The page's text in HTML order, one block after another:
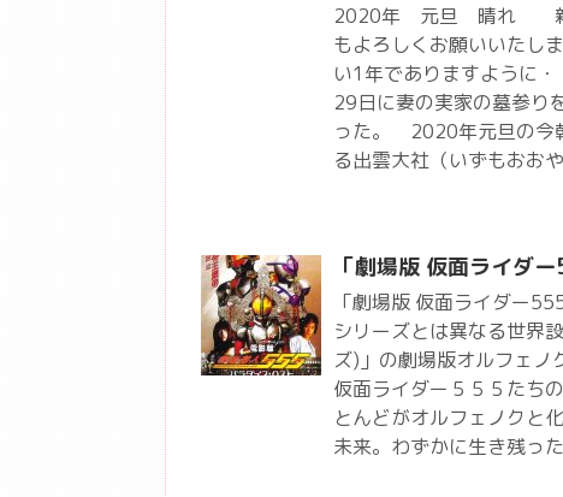
2020年 元旦 晴れ 新
もよろしくお願
い1年でありますように
29日に妻の実家の墓参り
った。 2020年元旦の今
る出雲大社（いずもおお
「劇場版 仮面ライダ
「劇場版 仮面ライダー
シリーズとは異なる世界
ズ)」の劇場版オルフェノ
仮面ライダー５５５たち
とんどがオルフェノクと
未来。わずかに生き残っ